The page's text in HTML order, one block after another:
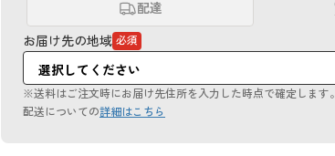
配達
お届け先の地域 必須
（必
須
項
目）
※送料はご注文時にお届け先住所を入力した時点で確定します。
配送についての詳細はこちら